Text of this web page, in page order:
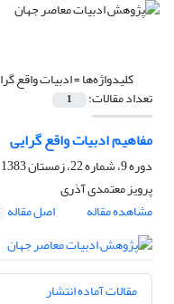
کلیدواژه‌ها =ادبیات واقع گرا
تعداد مقالات: 1
مفاهیم ادبیات واقع گرایی
دوره 9، شماره 22، زمستان 1383
پرویز معتمدى آذرى
مشاهده مقاله
اصل مقاله
مقالات آماده انتشار